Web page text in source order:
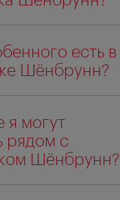
есть в
Шёнбрунн?
я могут
рядом с
Шёнбрунн?